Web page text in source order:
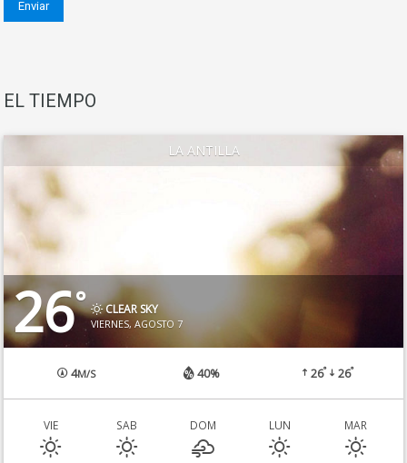
EL TIEMPO
LA ANTILLA
26° CLEAR SKY
VIERNES, AGOSTO 7
4M/S 40% 26° 26°
VIE SAB DOM LUN MAR